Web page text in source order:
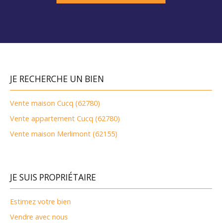
JE RECHERCHE UN BIEN
Vente maison Cucq (62780)
Vente appartement Cucq (62780)
Vente maison Merlimont (62155)
JE SUIS PROPRIÉTAIRE
Estimez votre bien
Vendre avec nous